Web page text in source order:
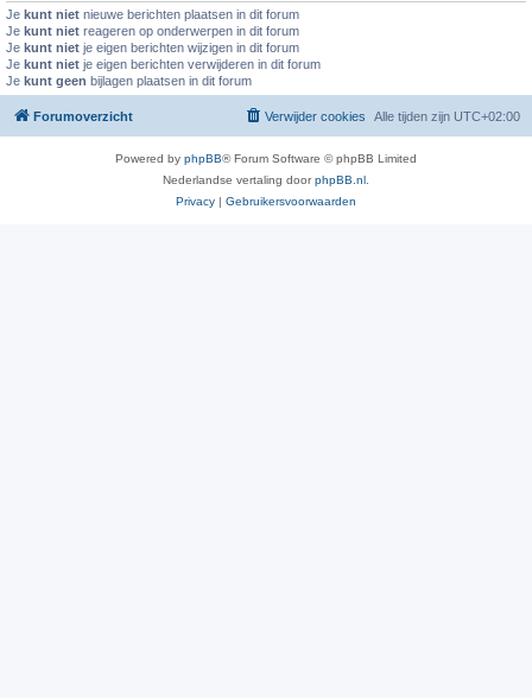
Je kunt niet nieuwe berichten plaatsen in dit forum
Je kunt niet reageren op onderwerpen in dit forum
Je kunt niet je eigen berichten wijzigen in dit forum
Je kunt niet je eigen berichten verwijderen in dit forum
Je kunt geen bijlagen plaatsen in dit forum
Forumoverzicht Alle tijden zijn UTC+02:00
Verwijder cookies
Powered by phpBB® Forum Software © phpBB Limited
Nederlandse vertaling doorphpBB.nl
Privacy | Gebruikersvoorwaarden